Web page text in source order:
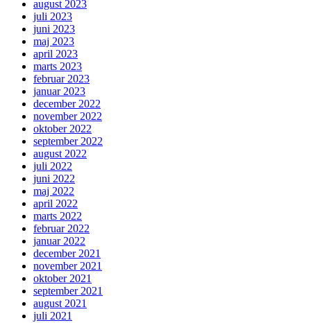
august 2023
juli 2023
juni 2023
maj 2023
april 2023
marts 2023
februar 2023
januar 2023
december 2022
november 2022
oktober 2022
september 2022
august 2022
juli 2022
juni 2022
maj 2022
april 2022
marts 2022
februar 2022
januar 2022
december 2021
november 2021
oktober 2021
september 2021
august 2021
juli 2021